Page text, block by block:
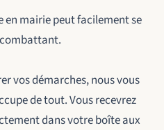
en mairie peut facilement se
vos démarches, nous vous
de tout. Vous recevrez
dans votre boîte aux